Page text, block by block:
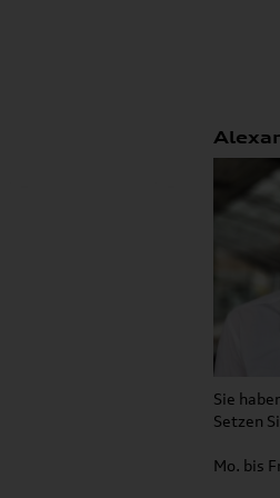
Sie
Setzen
Mo. bis